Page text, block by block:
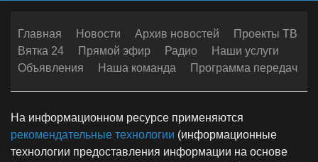
Главная Новости Архив новостей
Проекты ТВ
Вятка 24
Прямой эфир Радио
Наши услуги
Объявления
Наша команда Программа передач
На информационном ресурсе применяются
рекомендательные технологии (информационные
технологии предоставления информации на основе